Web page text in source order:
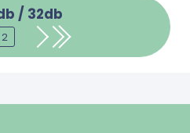
/ 32db
2